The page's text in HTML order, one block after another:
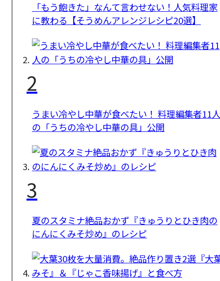
「もう飽きた」なんて言わせない！人気料理家
に教わる【そうめんアレンジレシピ20選】
2
うまい冷やし中華が食べたい！ 料理編集者11人
の「うちの冷やし中華の具」公開
3
夏のスタミナ絶品おかず『きゅうりとひき肉の
にんにくみそ炒め』のレシピ